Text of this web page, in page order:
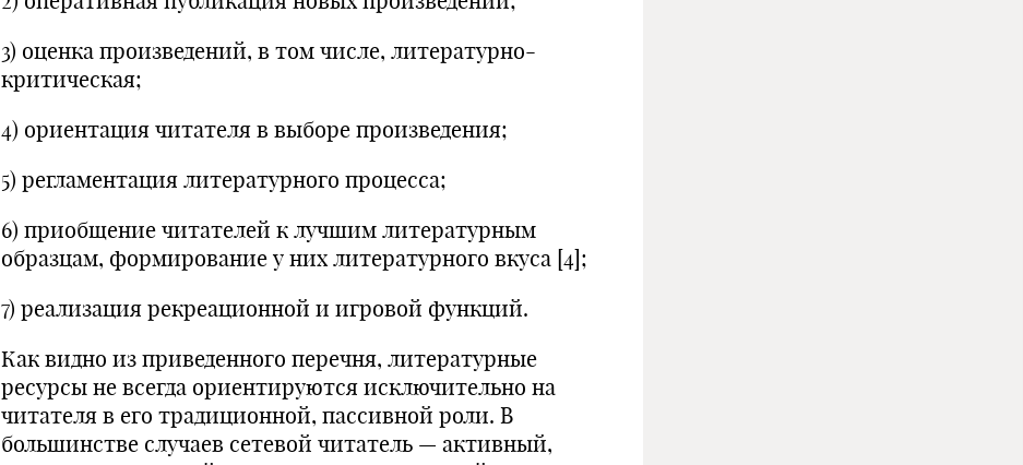
3) оценка произведений, в том числе, литературно-
критическая;
4) ориентация читателя в выборе произведения;
5) регламентация литературного процесса;
6) приобщение читателей к лучшим литературным
образцам, формирование у них литературного вкуса [4];
7) реализация рекреационной и игровой функций.
Как видно из приведенного перечня, литературные
ресурсы не всегда ориентируются исключительно на
читателя в его традиционной, пассивной роли. В
большинстве случаев сетевой читатель — активный,